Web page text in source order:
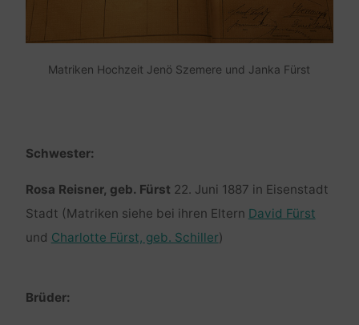
Matriken Hochzeit Jenö Szemere und Janka Fürst
Schwester:
Rosa Reisner, geb. Fürst 22. Juni 1887 in Eisenstadt
Stadt (Matriken siehe bei ihren Eltern David Fürst
und Charlotte Fürst, geb. Schiller)
Brüder: